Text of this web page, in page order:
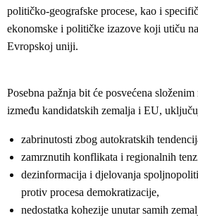
političko-geografske procese, kao i
ekonomske i političke izazove koji utiču
Evropskoj uniji.
Posebna pažnja bit će posvećena
između kandidatskih zemalja i EU,
zabrinutosti zbog autokratskih
zamrznutih konflikata i regionalnih
dezinformacija i djelovanja
protiv procesa demokratizacije,
nedostatka kohezije unutar samih